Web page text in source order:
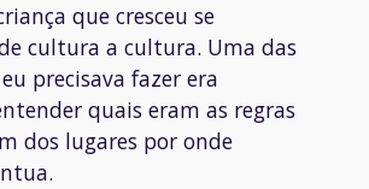
que cresceu se
cultura a cultura. Uma das
precisava fazer era
quais eram as regras
dos lugares por onde